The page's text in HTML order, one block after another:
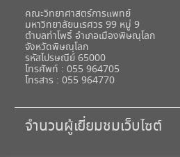
คณะวิทยาศาสตร์การแพทย์
มหาวิทยาลัยนเรศวร 99 หมู่ 9
ตำบลท่าโพธิ์ อำเภอเมืองพิษณุโลก
จังหวัดพิษณุโลก
รหัสไปรษณีย์ 65000
โทรศัพท์ : 055 964705
โทรสาร : 055 964770
จำนวนผู้เยี่ยมชมเว็บไซต์